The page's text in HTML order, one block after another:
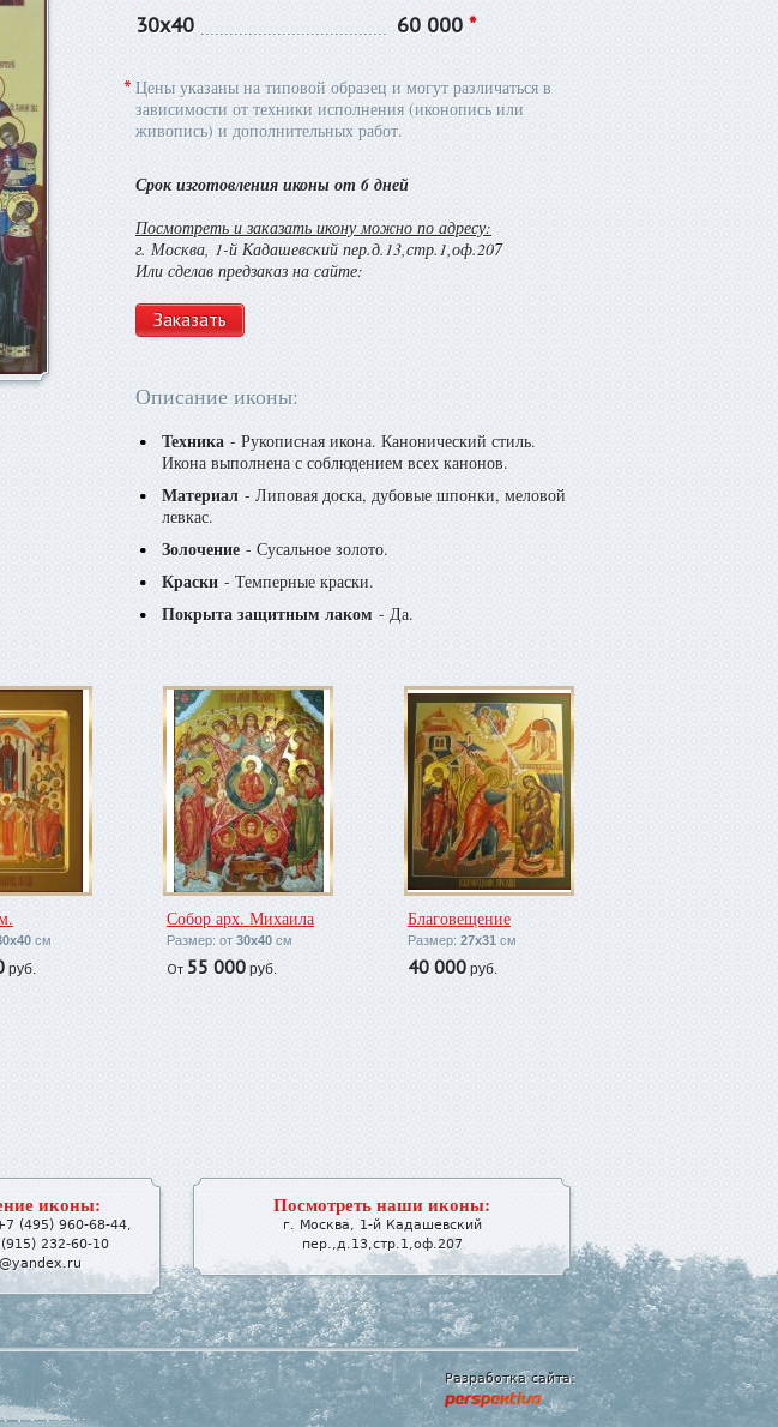
30х40 60 000 *
* Цены указаны на типовой образец и могут различаться в
зависимости от техники исполнения (иконопись или
живопись) и дополнительных работ.
Срок изготовления иконы от 6 дней
Посмотреть и заказать икону можно по адресу:
г. Москва, 1-й Кадашевский пер.д.13,стр.1,оф.207
Или сделав предзаказ на сайте:
Заказать
Описание иконы:
Техника - Рукописная икона. Канонический стиль.
Икона выполнена с соблюдением всех канонов.
Материал - Липовая доска, дубовые шпонки, меловой
левкас.
Золочение - Сусальное золото.
Краски - Темперные краски.
Покрыта защитным лаком - Да.
см
руб.
Собор арх. Михаила
Размер: от 30х40 см
От 55 000 руб.
Благовещение
Размер: 27х31 см
40 000 руб.
иконы:
(495) 960-68-44,
232-60-10
Посмотреть наши иконы:
г. Москва, 1-й Кадашевский
пер.,д.13,стр.1,оф.207
Разработка сайта: